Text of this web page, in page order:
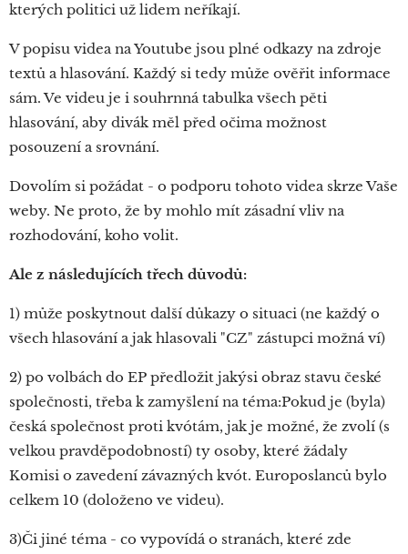
kterých politici už lidem neříkají.
V popisu videa na Youtube jsou plné odkazy na zdroje
textů a hlasování. Každý si tedy může ověřit informace
sám. Ve videu je i souhrnná tabulka všech pěti
hlasování, aby divák měl před očima možnost
posouzení a srovnání.
Dovolím si požádat - o podporu tohoto videa skrze Vaše
weby. Ne proto, že by mohlo mít zásadní vliv na
rozhodování, koho volit.
Ale z následujících třech důvodů:
1) může poskytnout další důkazy o situaci (ne každý o
všech hlasování a jak hlasovali "CZ" zástupci možná ví)
2) po volbách do EP předložit jakýsi obraz stavu české
společnosti, třeba k zamyšlení na téma:Pokud je (byla)
česká společnost proti kvótám, jak je možné, že zvolí (s
velkou pravděpodobností) ty osoby, které žádaly
Komisi o zavedení závazných kvót. Europoslanců bylo
celkem 10 (doloženo ve videu).
3)Či jiné téma - co vypovídá o stranách, které zde